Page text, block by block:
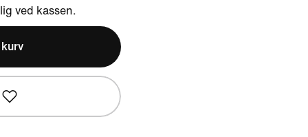
ved kassen.